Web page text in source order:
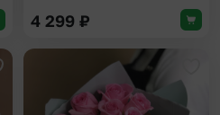
4 299 ₽
Добавить в избранное